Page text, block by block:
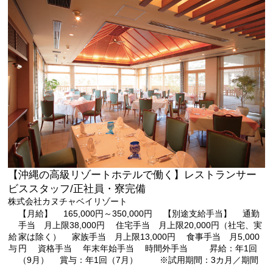
【沖縄の高級リゾートホテルで働く】レストランサー
ビススタッフ/正社員・寮完備
株式会社カヌチャベイリゾート
給
与
【月給】 165,000円～350,000円 【別途支給手当】 通勤
手当 月上限38,000円 住宅手当 月上限20,000円（社宅、実
家は除く） 家族手当 月上限13,000円 食事手当 月5,000
円 資格手当 年末年始手当 時間外手当 昇給：年1回
（9月） 賞与：年1回（7月） ※試用期間：3カ月／期間